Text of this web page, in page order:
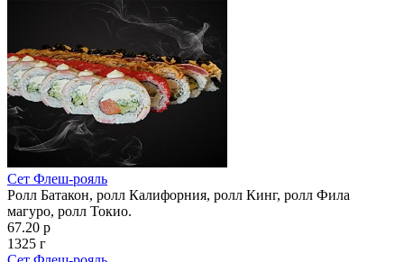
Сет Флеш‑рояль
Ролл Батакон, ролл Калифорния, ролл Кинг, ролл Фила
магуро, ролл Токио.
67.20 р
1325 г